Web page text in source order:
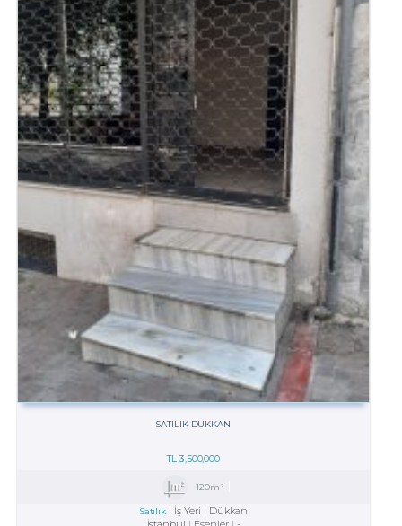
SATILIK DUKKAN
TL3,500,000
120m²
Satılık İş Yeri
Dükkan